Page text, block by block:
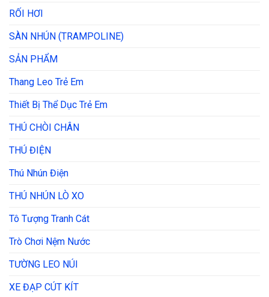
RỐI HƠI
SÀN NHÚN (TRAMPOLINE)
SẢN PHẨM
Thang Leo Trẻ Em
Thiết Bị Thể Dục Trẻ Em
THÚ CHÒI CHÂN
THÚ ĐIỆN
Thú Nhún Điện
THÚ NHÚN LÒ XO
Tô Tượng Tranh Cát
Trò Chơi Nệm Nước
TƯỜNG LEO NÚI
XE ĐẠP CÚT KÍT